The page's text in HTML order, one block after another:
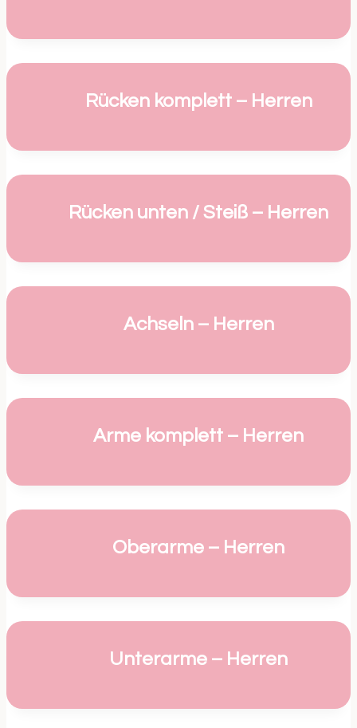
Rücken komplett – Herren
Rücken unten / Steiß – Herren
Achseln – Herren
Arme komplett – Herren
Oberarme – Herren
Unterarme – Herren